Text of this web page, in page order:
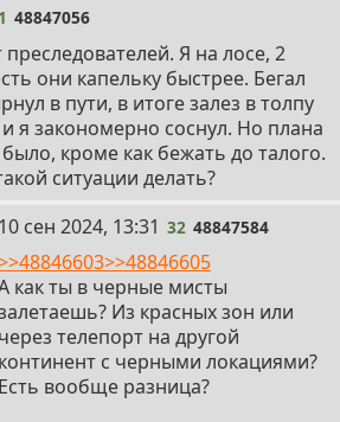
48847056
Я на лосе, 2
они капельку быстрее. Бегал
в пути, в итоге залез в толпу
я закономерно соснул. Но плана
кроме как бежать до талого.
ситуации делать?
32
10 сен 2024, 13:31 32 48847584
>>48846605
как ты в черные мисты
Из красных зон или
через телепорт на другой
континент с черными локациями?
Есть вообще разница?